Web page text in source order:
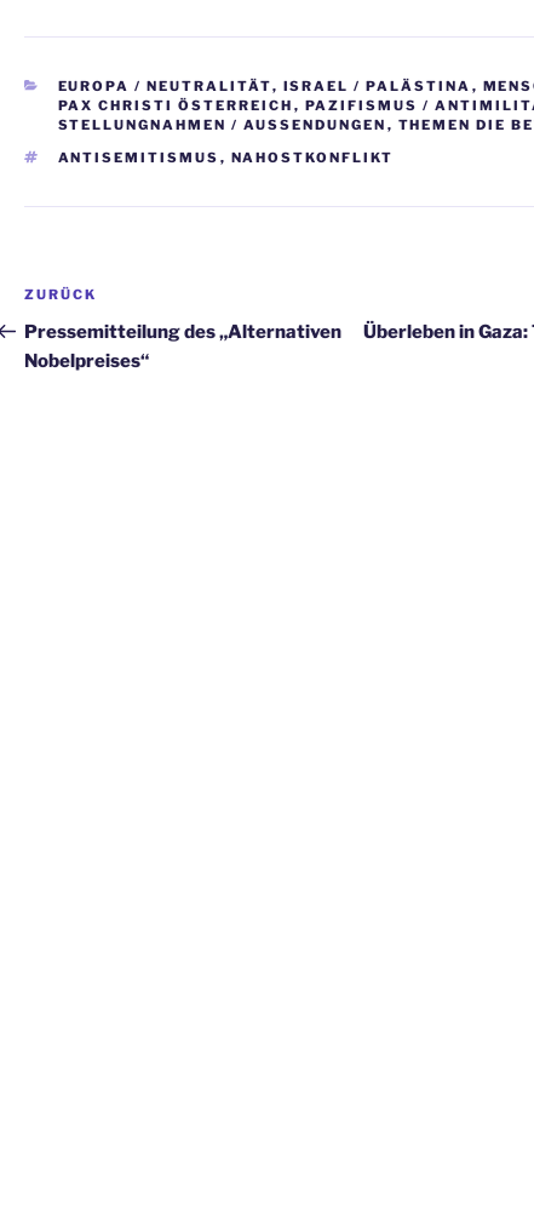
KATEGORIEN
EUROPA / NEUTRALITÄT, ISRAEL / PALÄSTINA ,
PAX CHRISTI ÖSTERREICH , PAZIFISMUS /
STELLUNGNAHMEN / AUSSENDUNGEN , THEMEN DIE
SCHLAGWÖRTER
ANTISEMITISMUS , NAHOSTKONFLIKT
Beitrags-
Navigation
Vorheriger
Beitrag
ZURÜCK
Pressemitteilung des „Alternativen
Nobelpreises“
Überleben in